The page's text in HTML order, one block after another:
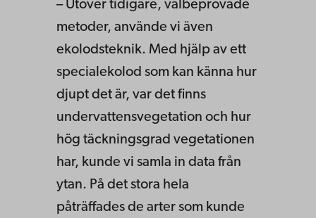
– Utöver tidigare, välbeprövade
metoder, använde vi även
ekolodsteknik. Med hjälp av ett
specialekolod som kan känna hur
djupt det är, var det finns
undervattensvegetation och hur
hög täckningsgrad vegetationen
har, kunde vi samla in data från
ytan. På det stora hela
påträffades de arter som kunde